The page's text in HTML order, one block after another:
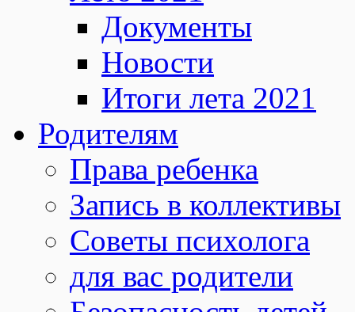
Документы
Новости
Итоги лета 2021
Родителям
Права ребенка
Запись в коллективы
Советы психолога
для вас родители